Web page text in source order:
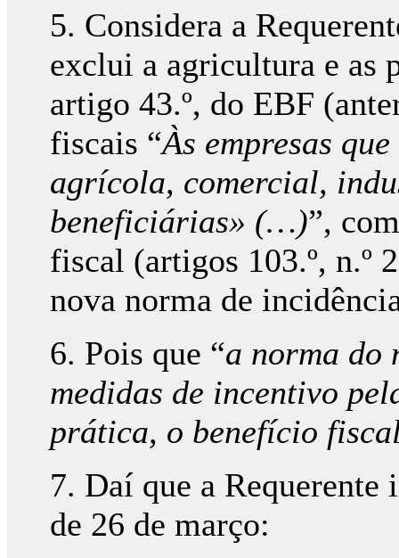
5. Considera a
exclui a agricultura e as
artigo 43.º, do EBF
fiscais “Às empresas
agrícola, comercial,
beneficiárias» (…)”,
fiscal (artigos 103.º, n.º
nova norma de
6. Pois que “a norma do
medidas de incentivo
prática, o benefício
7. Daí que a
de 26 de março: